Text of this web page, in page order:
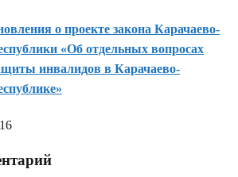
о проекте закона Карачаево-
«Об отдельных вопросах
инвалидов в Карачаево-